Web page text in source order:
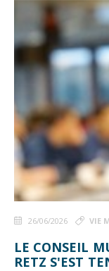
26/06/2026 VIE
LE CONSEIL
RETZ S'EST